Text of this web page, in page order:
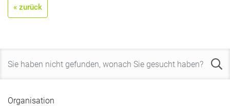
« zurück
Organisation